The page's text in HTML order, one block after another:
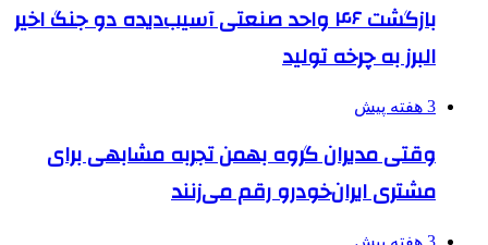
بازگشت ۴۶ واحد صنعتی آسیب‌دیده دو جنگ اخیر
البرز به چرخه تولید
3 هفته پیش
وقتی مدیران گروه بهمن تجربه مشابهی برای
مشتری ایران‌خودرو رقم می‌زنند